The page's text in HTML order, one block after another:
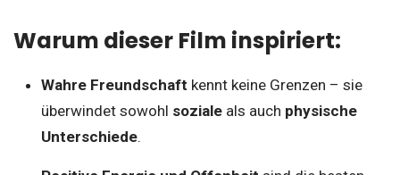
Warum dieser Film inspiriert:
Wahre Freundschaft kennt keine Grenzen – sie
überwindet sowohl sozialeals auch physische
Unterschiede.